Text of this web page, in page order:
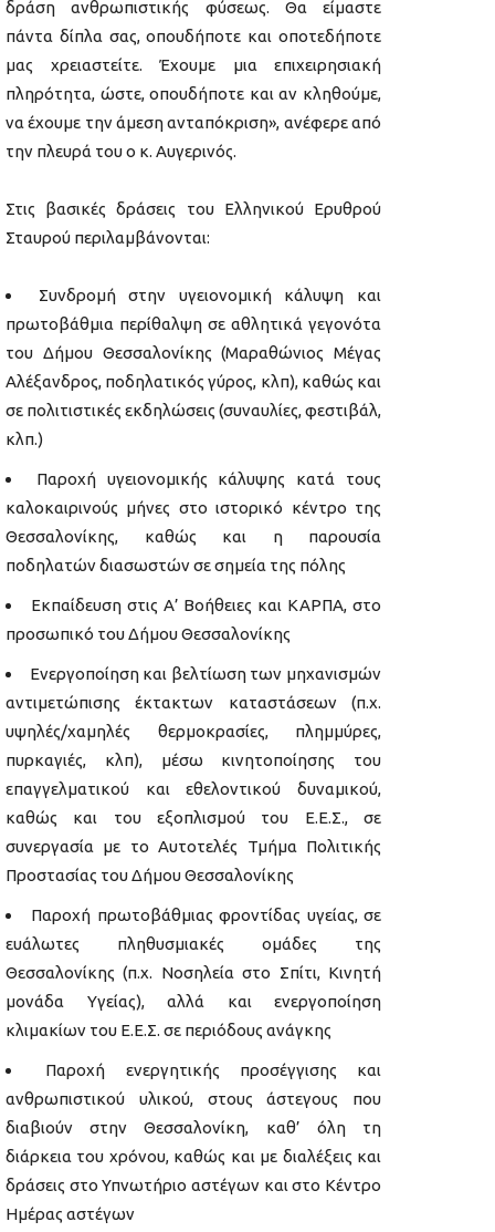
δράση ανθρωπιστικής φύσεως. Θα είμαστε
πάντα δίπλα σας, οπουδήποτε και οποτεδήποτε
μας χρειαστείτε. Έχουμε μια επιχειρησιακή
πληρότητα, ώστε, οπουδήποτε και αν κληθούμε,
να έχουμε την άμεση ανταπόκριση», ανέφερε από
την πλευρά του ο κ. Αυγερινός.
Στις βασικές δράσεις του Ελληνικού Ερυθρού
Σταυρού περιλαμβάνονται:
Συνδρομή στην υγειονομική κάλυψη και
πρωτοβάθμια περίθαλψη σε αθλητικά γεγονότα
του Δήμου Θεσσαλονίκης (Μαραθώνιος Μέγας
Αλέξανδρος, ποδηλατικός γύρος, κλπ), καθώς και
σε πολιτιστικές εκδηλώσεις (συναυλίες, φεστιβάλ,
κλπ.)
Παροχή υγειονομικής κάλυψης κατά τους
καλοκαιρινούς μήνες στο ιστορικό κέντρο της
Θεσσαλονίκης, καθώς και η παρουσία
ποδηλατών διασωστών σε σημεία της πόλης
Εκπαίδευση στις Α’ Βοήθειες και ΚΑΡΠΑ, στο
προσωπικό του Δήμου Θεσσαλονίκης
Ενεργοποίηση και βελτίωση των μηχανισμών
αντιμετώπισης έκτακτων καταστάσεων (π.χ.
υψηλές/χαμηλές θερμοκρασίες, πλημμύρες,
πυρκαγιές, κλπ), μέσω κινητοποίησης του
επαγγελματικού και εθελοντικού δυναμικού,
καθώς και του εξοπλισμού του Ε.Ε.Σ., σε
συνεργασία με το Αυτοτελές Τμήμα Πολιτικής
Προστασίας του Δήμου Θεσσαλονίκης
Παροχή πρωτοβάθμιας φροντίδας υγείας, σε
ευάλωτες πληθυσμιακές ομάδες της
Θεσσαλονίκης (π.χ. Νοσηλεία στο Σπίτι, Κινητή
μονάδα Υγείας), αλλά και ενεργοποίηση
κλιμακίων του Ε.Ε.Σ. σε περιόδους ανάγκης
Παροχή ενεργητικής προσέγγισης και
ανθρωπιστικού υλικού, στους άστεγους που
διαβιούν στην Θεσσαλονίκη, καθ’ όλη τη
διάρκεια του χρόνου, καθώς και με διαλέξεις και
δράσεις στο Υπνωτήριο αστέγων και στο Κέντρο
Ημέρας αστέγων